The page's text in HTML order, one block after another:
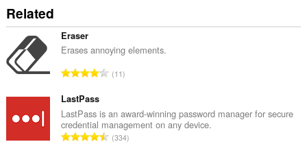
Related
Eraser
Erases annoying elements.
О
б
р
о
11
LastPass
LastPass is an award-winning password manager for secure
credential management on any device.
О334